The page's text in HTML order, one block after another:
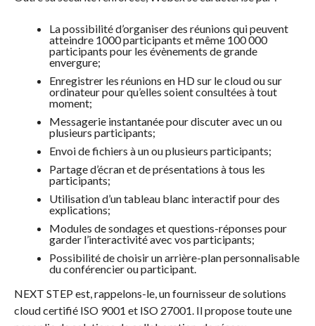
La possibilité d’organiser des réunions qui peuvent
atteindre 1000 participants et même 100 000
participants pour les évènements de grande
envergure;
Enregistrer les réunions en HD sur le cloud ou sur
ordinateur pour qu’elles soient consultées à tout
moment;
Messagerie instantanée pour discuter avec un ou
plusieurs participants;
Envoi de fichiers à un ou plusieurs participants;
Partage d’écran et de présentations à tous les
participants;
Utilisation d’un tableau blanc interactif pour des
explications;
Modules de sondages et questions-réponses pour
garder l’interactivité avec vos participants;
Possibilité de choisir un arrière-plan personnalisable
du conférencier ou participant.
NEXT STEP est, rappelons-le, un fournisseur de solutions
cloud certifié ISO 9001 et ISO 27001. Il propose toute une